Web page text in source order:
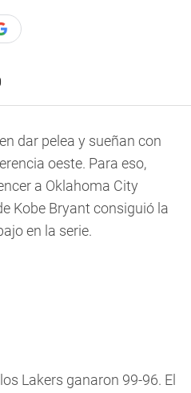
dar pelea y sueñan con
oeste. Para eso,
a Oklahoma City
Kobe Bryant consiguió la
en la serie.
Lakers ganaron 99-96. El